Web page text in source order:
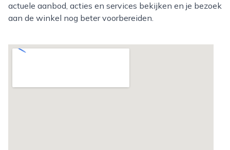
actuele aanbod, acties en services bekijken en je bezoek
aan de winkel nog beter voorbereiden.